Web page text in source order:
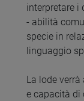
interpretare i
- abilità
specie in
linguaggio
La lode
e capacità di